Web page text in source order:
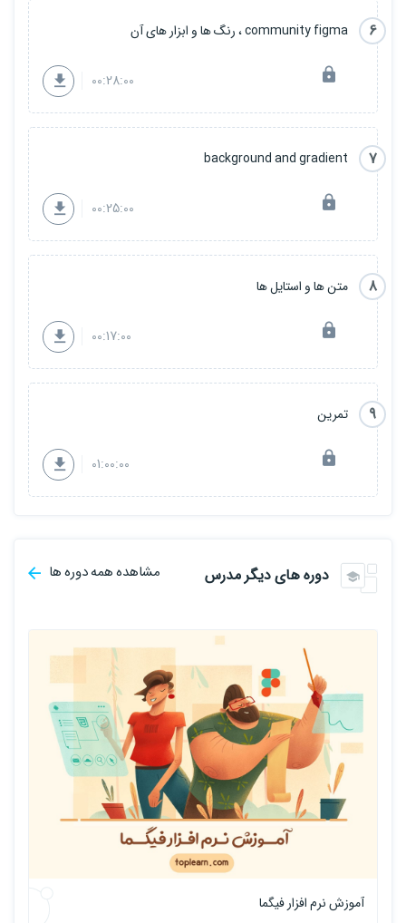
6 community figma ، رنگ ها و ابزار های آن
00:28:00
7
background and gradient
00:25:00
8 متن ها و استایل ها
00:17:00
9 تمرین
01:00:00
دوره های دیگر مدرس مشاهده همه دوره ها
آموزش نرم افزار فیگما